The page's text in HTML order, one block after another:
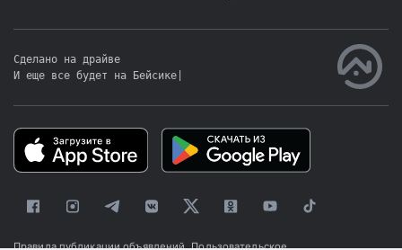
Сделано на драйве
И еще все будет на Бейсике
Правила публикации объявлений Пользовательское